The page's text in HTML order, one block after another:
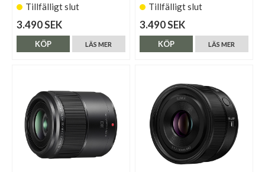
Tillfälligt slut
3.490 SEK
LÄS MER
KÖP
Tillfälligt slut
3.490 SEK
LÄS MER
KÖP